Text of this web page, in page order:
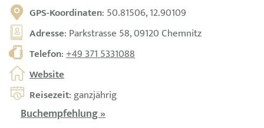
GPS-Koordinaten: 50.81506, 12.90109
Adresse: Parkstrasse 58, 09120 Chemnitz
Telefon:+49 371 5331088
Website
Reisezeit: ganzjährig
Buchempfehlung »